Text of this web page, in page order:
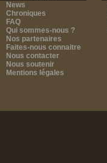
News
Chroniques
FAQ
Qui sommes-nous ?
Nos partenaires
Faites-nous connaitre
Nous contacter
Nous soutenir
Mentions légales